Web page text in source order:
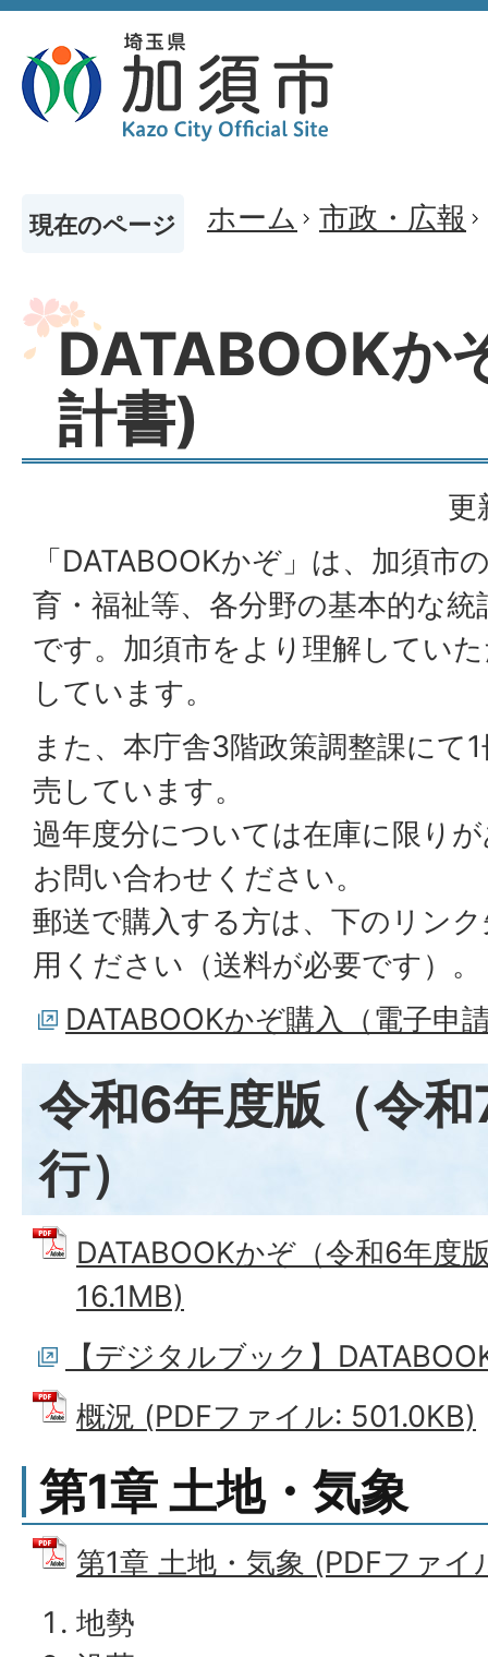
現在のページ ホーム 市政・広報
DATABOOKか
計書)
更
「DATABOOKかぞ」は、加須市
育・福祉等、各分野の基本的な
です。加須市をより理解してい
しています。
また、本庁舎3階政策調整課にて
売しています。
過年度分については在庫に限り
お問い合わせください。
郵送で購入する方は、下のリン
用ください（送料が必要です）。
DATABOOKかぞ購入（電子申
令和6年度版（令
行）
DATABOOKかぞ（令和6年度
16.1MB)
【デジタルブック】
概況 (PDFファイル: 501.0KB)
第1章 土地・気象
第1章 土地・気象 (PDFファイ
地勢